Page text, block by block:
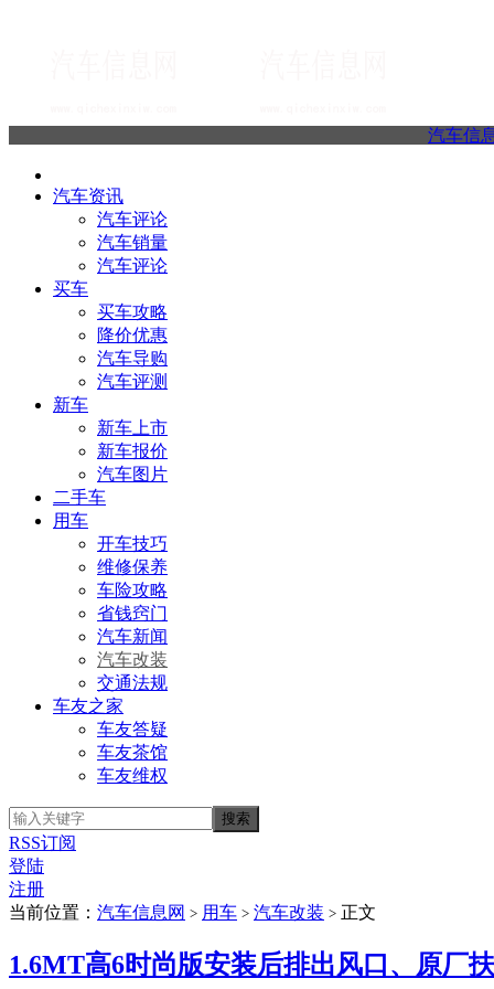
汽车信
汽车资讯
汽车评论
汽车销量
汽车评论
买车
买车攻略
降价优惠
汽车导购
汽车评测
新车
新车上市
新车报价
汽车图片
二手车
用车
开车技巧
维修保养
车险攻略
省钱窍门
汽车新闻
汽车改装
交通法规
车友之家
车友答疑
车友茶馆
车友维权
RSS订阅
登陆
注册
当前位置： 汽车信息网 > 用车 > 汽车改装 > 正文
1.6MT高6时尚版安装后排出风口、原厂